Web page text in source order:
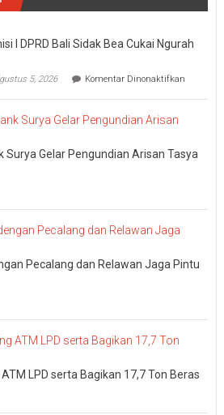
I DPRD Bali Sidak Bea Cukai Ngurah
5, 2026 Komentar Dinonaktifkanpada
I
Bea
Surya Gelar Pengundian Arisan Tasya
Pecalang dan Relawan Jaga Pintu
ATM LPD serta Bagikan 17,7 Ton Beras